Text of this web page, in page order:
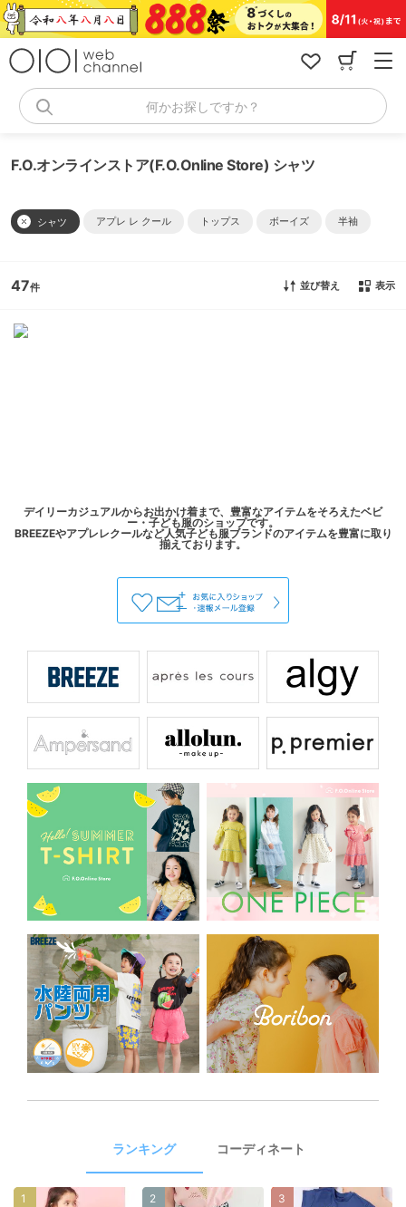
コ
ン
何かお探しですか？
F.O.オンラインストア(F.O.Online Store) シャツ
シャツ アプレ レ クール トップス ボーイズ 半袖
47 並び替え 表示
デイリーカジュアルからお出かけ着まで、豊富なアイテムをそろえたベビ
ー・子ども服のショップです。
BREEZEやアプレレクールなど人気子ども服ブランドのアイテムを豊富に取り
ランキング コーディネート
1 2 3